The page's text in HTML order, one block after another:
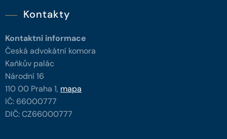
Kontakty
Kontaktní informace
Česká advokátní komora
Kaňkův palác
Národní 16
110 00 Praha 1, mapa
IČ: 66000777
DIČ: CZ66000777